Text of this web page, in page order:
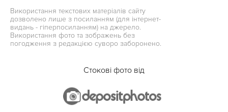
Використання текстових матеріалів сайту
дозволено лише з посиланням (для інтернет-
видань - гіперпосиланням) на джерело.
Використання фото та зображень без
погодження з редакцією суворо заборонено.
Стокові фото від